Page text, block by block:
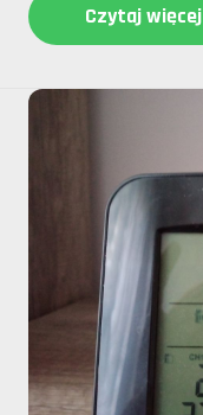
Czytaj więcej